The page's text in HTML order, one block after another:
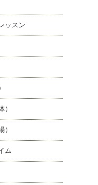
ッスン
）
）
ム